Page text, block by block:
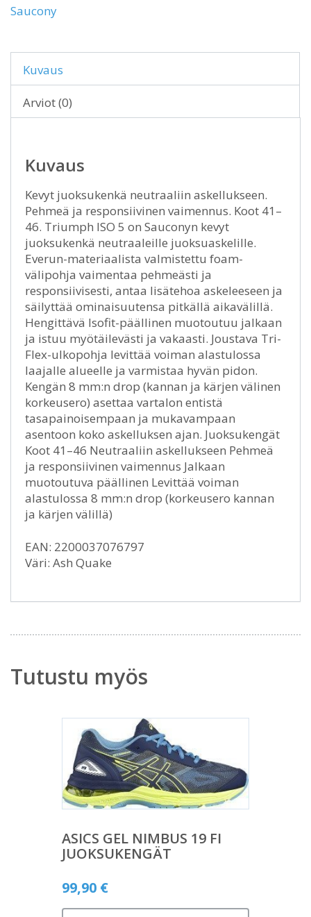
Saucony
Kuvaus
Arviot (0)
Kuvaus
Kevyt juoksukenkä neutraaliin askellukseen.
Pehmeä ja responsiivinen vaimennus. Koot 41–
46. Triumph ISO 5 on Sauconyn kevyt
juoksukenkä neutraaleille juoksuaskelille.
Everun-materiaalista valmistettu foam-
välipohja vaimentaa pehmeästi ja
responsiivisesti, antaa lisätehoa askeleeseen ja
säilyttää ominaisuutensa pitkällä aikavälillä.
Hengittävä Isofit-päällinen muotoutuu jalkaan
ja istuu myötäilevästi ja vakaasti. Joustava Tri-
Flex-ulkopohja levittää voiman alastulossa
laajalle alueelle ja varmistaa hyvän pidon.
Kengän 8 mm:n drop (kannan ja kärjen välinen
korkeusero) asettaa vartalon entistä
tasapainoisempaan ja mukavampaan
asentoon koko askelluksen ajan. Juoksukengät
Koot 41–46 Neutraaliin askellukseen Pehmeä
ja responsiivinen vaimennus Jalkaan
muotoutuva päällinen Levittää voiman
alastulossa 8 mm:n drop (korkeusero kannan
ja kärjen välillä)
EAN: 2200037076797
Väri: Ash Quake
Tutustu myös
ASICS GEL NIMBUS 19 FI
JUOKSUKENGÄT
99,90 €